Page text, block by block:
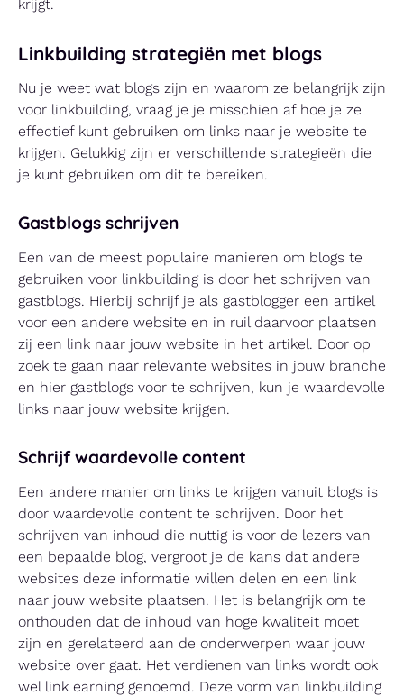
krijgt.
Linkbuilding strategiën met blogs
Nu je weet wat blogs zijn en waarom ze belangrijk zijn
voor linkbuilding, vraag je je misschien af hoe je ze
effectief kunt gebruiken om links naar je website te
krijgen. Gelukkig zijn er verschillende strategieën die
je kunt gebruiken om dit te bereiken.
Gastblogs schrijven
Een van de meest populaire manieren om blogs te
gebruiken voor linkbuilding is door het schrijven van
gastblogs. Hierbij schrijf je als gastblogger een artikel
voor een andere website en in ruil daarvoor plaatsen
zij een link naar jouw website in het artikel. Door op
zoek te gaan naar relevante websites in jouw branche
en hier gastblogs voor te schrijven, kun je waardevolle
links naar jouw website krijgen.
Schrijf waardevolle content
Een andere manier om links te krijgen vanuit blogs is
door waardevolle content te schrijven. Door het
schrijven van inhoud die nuttig is voor de lezers van
een bepaalde blog, vergroot je de kans dat andere
websites deze informatie willen delen en een link
naar jouw website plaatsen. Het is belangrijk om te
onthouden dat de inhoud van hoge kwaliteit moet
zijn en gerelateerd aan de onderwerpen waar jouw
website over gaat. Het verdienen van links wordt ook
wel link earning genoemd. Deze vorm van linkbuilding